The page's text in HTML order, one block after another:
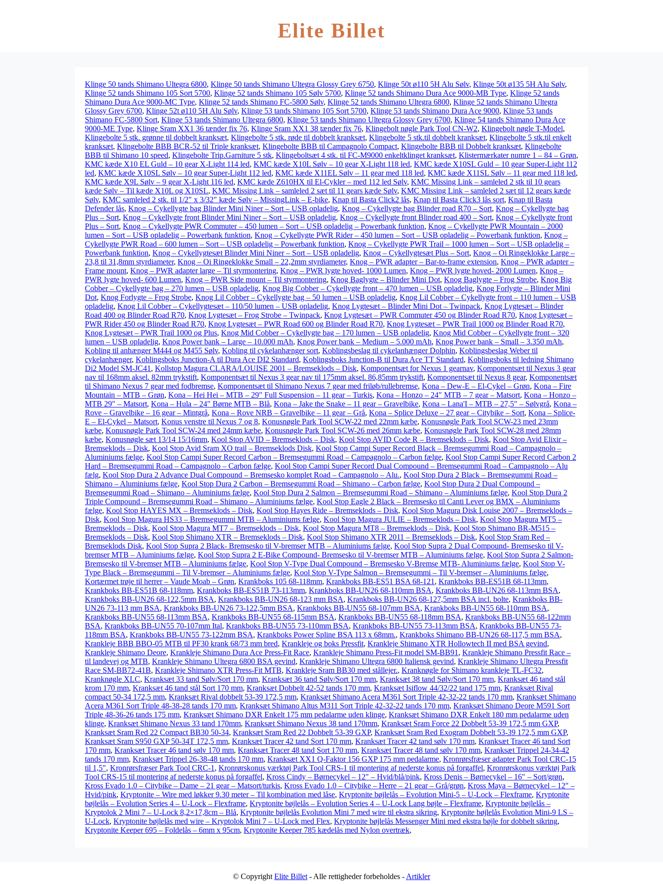
Elite Billet
Klinge 50 tands Shimano Ultegra 6800, Klinge 50 tands Shimano Ultegra Glossy Grey 6750, Klinge 50t ø110 5H Alu Sølv, Klinge 50t ø135 5H Alu Sølv,
Klinge 52 tands Shimano 105 Sort 5700, Klinge 52 tands Shimano 105 Sølv 5700, Klinge 52 tands Shimano Dura Ace 9000-MB Type, Klinge 52 tands
Shimano Dura Ace 9000-MC Type, Klinge 52 tands Shimano FC-5800 Sølv, Klinge 52 tands Shimano Ultegra 6800, Klinge 52 tands Shimano Ultegra
Glossy Grey 6700, Klinge 52t ø110 5H Alu Sølv, Klinge 53 tands Shimano 105 Sort 5700, Klinge 53 tands Shimano Dura Ace 9000, Klinge 53 tands
Shimano FC-5800 Sort, Klinge 53 tands Shimano Ultegra 6800, Klinge 53 tands Shimano Ultegra Glossy Grey 6700, Klinge 54 tands Shimano Dura Ace
9000-ME Type, Klinge Sram XX1 36 tænder fix 76, Klinge Sram XX1 38 tænder fix 76, Klingebolt nøgle Park Tool CN-W2, Klingebolt nøgle T-Model,
Klingebolte 5 stk. grønne til dobbelt kranksæt, Klingebolte 5 stk. røde til dobbelt kranksæt, Klingebolte 5 stk.til dobbelt kranksæt, Klingebolte 5 stk.til enkelt
kranksæt, Klingebolte BBB BCR-52 til Triple kranksæt, Klingebolte BBB til Campagnolo Compact, Klingebolte BBB til Dobbelt kranksæt, Klingebolte
BBB til Shimano 10 speed, Klingebolte Trip.Garniture 5 stk, Klingeboltsæt 4 stk. til FC-M9000 enkeltklinget kranksæt, Klistermærkater numre 1 – 84 – Grøn,
KMC kæde X10 EL Guld – 10 gear X-Light 114 led, KMC kæde X10L Sølv – 10 gear X-Light 118 led, KMC kæde X10SL Guld – 10 gear Super-Light 112
led, KMC kæde X10SL Sølv – 10 gear Super-Light 112 led, KMC kæde X11EL Sølv – 11 gear med 118 led, KMC kæde X11SL Sølv – 11 gear med 118 led,
KMC kæde X9L Sølv – 9 gear X-Light 116 led, KMC kæde Z610HX til El-Cykler – med 112 led Sølv, KMC Missing Link – samleled 2 stk til 10 gears
kæde Sølv – Til kæde X10L og X10SL, KMC Missing Link – samleled 2 sæt til 11 gears kæde Sølv, KMC Missing Link – samleled 2 sæt til 12 gears kæde
Sølv, KMC samleled 2 stk. til 1/2" x 3/32" kæde Sølv – MissingLink – E-bike, Knap til Basta Click2 lås, Knap til Basta Click3 lås sort, Knap til Basta
Defender lås, Knog – Cykellygte bag Blinder Mini Niner – Sort – USB opladelig, Knog – Cykellygte bag Blinder road R70 – Sort, Knog – Cykellygte bag
Plus – Sort, Knog – Cykellygte front Blinder Mini Niner – Sort – USB opladelig, Knog – Cykellygte front Blinder road 400 – Sort, Knog – Cykellygte front
Plus – Sort, Knog – Cykellygte PWR Commuter – 450 lumen – Sort – USB opladelig – Powerbank funktion, Knog – Cykellygte PWR Mountain – 2000
lumen – Sort – USB opladelig – Powerbank funktion, Knog – Cykellygte PWR Rider – 450 lumen – Sort – USB opladelig – Powerbank funktion, Knog –
Cykellygte PWR Road – 600 lumen – Sort – USB opladelig – Powerbank funktion, Knog – Cykellygte PWR Trail – 1000 lumen – Sort – USB opladelig –
Powerbank funktion, Knog – Cykellygtesæt Blinder Mini Niner – Sort – USB opladelig, Knog – Cykellygtesæt Plus – Sort, Knog – Oi Ringeklokke Large –
23,8 til 31,8mm styrdiameter, Knog – Oi Ringeklokke Small – 22,2mm styrdiameter, Knog – PWR adapter – Bar-to-frame extension, Knog – PWR adapter –
Frame mount, Knog – PWR adapter large – Til styrmontering, Knog – PWR lygte hoved- 1000 Lumen, Knog – PWR lygte hoved- 2000 Lumen, Knog –
PWR lygte hoved- 600 Lumen, Knog – PWR Side mount – Til styrmontering, Knog Baglygte – Blinder Mini Dot, Knog Baglygte – Frog Strobe, Knog Big
Cobber – Cykellygte bag – 270 lumen – USB opladelig, Knog Big Cobber – Cykellygte front – 470 lumen – USB opladelig, Knog Forlygte – Blinder Mini
Dot, Knog Forlygte – Frog Strobe, Knog Lil Cobber – Cykellygte bag – 50 lumen – USB opladelig, Knog Lil Cobber – Cykellygte front – 110 lumen – USB
opladelig, Knog Lil Cobber – Cykellygtesæt – 110/50 lumen – USB opladelig, Knog Lygtesæt – Blinder Mini Dot – Twinpack, Knog Lygtesæt – Blinder
Road 400 og Blinder Road R70, Knog Lygtesæt – Frog Strobe – Twinpack, Knog Lygtesæt – PWR Commuter 450 og Blinder Road R70, Knog Lygtesæt –
PWR Rider 450 og Blinder Road R70, Knog Lygtesæt – PWR Road 600 og Blinder Road R70, Knog Lygtesæt – PWR Trail 1000 og Blinder Road R70,
Knog Lygtesæt – PWR Trail 1000 og Plus, Knog Mid Cobber – Cykellygte bag – 170 lumen – USB opladelig, Knog Mid Cobber – Cykellygte front – 320
lumen – USB opladelig, Knog Power bank – Large – 10.000 mAh, Knog Power bank – Medium – 5.000 mAh, Knog Power bank – Small – 3.350 mAh,
Kobling til anhænger M444 og M455 Sølv, Kobling til cykelanhænger sort, Koblingsbeslag til cykelanhænger Dolphin, Koblingsbeslag Weber til
cykelanhænger, Koblingsboks Junction-A til Dura Ace DI2 Standard, Koblingsboks Junction-B til Dura Ace TT Standard, Koblingsboks til ledning Shimano
Di2 Model SM-JC41 , Kollstop Magura CLARA/LOUISE 2001 – Bremseklods – Disk, Komponentsæt for Nexus 1 gearnav, Komponentsæt til Nexus 3 gear
nav til 168mm aksel. 82mm trykstift, Komponentsæt til Nexus 3 gear nav til 175mm aksel. 86,85mm trykstift, Komponentsæt til Nexus 8 gear, Komponentsæt
til Shimano Nexus 7 gear med fodbremse, Komponentsæt til Shimano Nexus 7 gear med friløb/rullebremse, Kona – Dew-E – El-Cykel – Grøn, Kona – Fire
Mountain – MTB – Grøn, Kona – Hei Hei – MTB – 29" Full Suspension – 11 gear – Turkis, Kona – Honzo – 24" MTB – 7 gear – Matsort, Kona – Honzo –
MTB 29" – Matsort, Kona – Hula – 24" Børne MTB – Blå, Kona – Jake the Snake – 11 gear – Gravelbike, Kona – Lana'I – MTB – 27,5" – Sølvgrå, Kona –
Rove – Gravelbike – 16 gear – Mintgrå, Kona – Rove NRB – Gravelbike – 11 gear – Grå, Kona – Splice Deluxe – 27 gear – Citybike – Sort, Kona – Splice-
E – El-Cykel – Matsort, Konus venstre til Nexus 7 og 8, Konusnøgle Park Tool SCW-22 med 22mm kæbe, Konusnøgle Park Tool SCW-23 med 23mm
kæbe, Konusnøgle Park Tool SCW-24 med 24mm kæbe, Konusnøgle Park Tool SCW-26 med 26mm kæbe, Konusnøgle Park Tool SCW-28 med 28mm
kæbe, Konusnøgle sæt 13/14 15/16mm, Kool Stop AVID – Bremseklods – Disk, Kool Stop AVID Code R – Bremseklods – Disk, Kool Stop Avid Elixir –
Bremseklods – Disk, Kool Stop Avid Sram XO trail – Bremseklods Disk, Kool Stop Campi Super Record Black – Bremsegummi Road – Campagnolo –
Aluminiums fælge, Kool Stop Campi Super Record Carbon – Bremsegummi Road – Campagnolo – Carbon fælge, Kool Stop Campi Super Record Carbon 2
Hard – Bremsegummi Road – Campagnolo – Carbon fælge, Kool Stop Campi Super Record Dual Compound – Bremsegummi Road – Campagnolo – Alu
fælg, Kool Stop Dura 2 Advance Dual Compound – Bremsesko komplet Road – Campagnolo – Alu., Kool Stop Dura 2 Black – Bremsegummi Road –
Shimano – Aluminiums fælge, Kool Stop Dura 2 Carbon – Bremsegummi Road – Shimano – Carbon fælge, Kool Stop Dura 2 Dual Compound –
Bremsegummi Road – Shimano – Aluminiums fælge, Kool Stop Dura 2 Salmon – Bremsegummi Road – Shimano – Aluminiums fælge, Kool Stop Dura 2
Triple Compound – Bremsegummi Road – Shimano – Aluminiums fælge, Kool Stop Eagle 2 Black – Bremsesko til Canti Lever og BMX – Aluminiums
fælge, Kool Stop HAYES MX – Bremseklods – Disk, Kool Stop Hayes Ride – Bremseklods – Disk, Kool Stop Magura Disk Louise 2007 – Bremseklods –
Disk, Kool Stop Magura HS33 – Bremsegummi MTB – Aluminiums fælge, Kool Stop Magura JULIE – Bremseklods – Disk, Kool Stop Magura MT5 –
Bremseklods – Disk, Kool Stop Magura MT7 – Bremseklods – Disk, Kool Stop Magura MT8 – Bremseklods – Disk, Kool Stop Shimano BR-M515 –
Bremseklods – Disk, Kool Stop Shimano XTR – Bremseklods – Disk, Kool Stop Shimano XTR 2011 – Bremseklods – Disk, Kool Stop Sram Red –
Bremseklods Disk, Kool Stop Supra 2 Black- Bremsesko til V-bremser MTB – Aluminiums fælge, Kool Stop Supra 2 Dual Compound- Bremsesko til V-
bremser MTB – Aluminiums fælge, Kool Stop Supra 2 E-Bike Compound- Bremsesko til V-bremser MTB – Aluminiums fælge, Kool Stop Supra 2 Salmon-
Bremsesko til V-bremser MTB – Aluminiums fælge, Kool Stop V-Type Dual Compound – Bremsesko V-Bremse MTB- Aluminiums fælge, Kool Stop V-
Type Black – Bremsegummi – Til V-bremser – Aluminiums fælge, Kool Stop V-Type Salmon – Bremsegummi – Til V-bremser – Aluminiums fælge,
Kortærmet trøje til herrer – Vaude Moab – Grøn, Krankboks 105 68-118mm, Krankboks BB-ES51 BSA 68-121 , Krankboks BB-ES51B 68-113mm,
Krankboks BB-ES51B 68-118mm, Krankboks BB-ES51B 73-113mm, Krankboks BB-UN26 68-110mm BSA, Krankboks BB-UN26 68-113mm BSA,
Krankboks BB-UN26 68-122,5mm BSA, Krankboks BB-UN26 68-123 mm BSA, Krankboks BB-UN26 68-127,5mm BSA incl. bolte, Krankboks BB-
UN26 73-113 mm BSA, Krankboks BB-UN26 73-122,5mm BSA, Krankboks BB-UN55 68-107mm BSA, Krankboks BB-UN55 68-110mm BSA,
Krankboks BB-UN55 68-113mm BSA, Krankboks BB-UN55 68-115mm BSA, Krankboks BB-UN55 68-118mm BSA, Krankboks BB-UN55 68-122mm
BSA, Krankboks BB-UN55 70-107mm Ital, Krankboks BB-UN55 73-110mm BSA, Krankboks BB-UN55 73-113mm BSA, Krankboks BB-UN55 73-
118mm BSA, Krankboks BB-UN55 73-122mm BSA, Krankboks Power Spline BSA 113 x 68mm., Krankboks Shimano BB-UN26 68-117,5 mm BSA,
Krankleje BBB BBO-05 MTB til PF30 krank 68/73 mm bred, Krankleje og boks Pressfit, Krankleje Shimano XTR Hollowtech II med BSA gevind,
Krankleje Shimano Deore, Krankleje Shimano Dura Ace Press-Fit Race, Krankleje Shimano Press-Fit model SM-BB91 , Krankleje Shimano Pressfit Race –
til landevej og MTB, Krankleje Shimano Ultegra 6800 BSA gevind, Krankleje Shimano Ultegra 6800 Italiensk gevind, Krankleje Shimano Ultegra Pressfit
Race SM-BB72-41B, Krankleje Shimano XTR Press-Fit MTB, Krankleje Sram BB30 med stållejer., Kranknøgle for Shimano krankleje TL-FC32,
Kranknøgle XLC, Kranksæt 33 tand Sølv/Sort 170 mm, Kranksæt 36 tand Sølv/Sort 170 mm, Kranksæt 38 tand Sølv/Sort 170 mm, Kranksæt 46 tand stål
krom 170 mm, Kranksæt 46 tand stål Sort 170 mm, Kranksæt Dobbelt 42-52 tands 170 mm, Kranksæt Isiflow 44/32/22 tand 175 mm, Kranksæt Rival
compact 50-34 172,5 mm, Kranksæt Rival dobbelt 53-39 172,5 mm, Kranksæt Shimano Acera M361 Sort Triple 42-32-22 tands 170 mm, Kranksæt Shimano
Acera M361 Sort Triple 48-38-28 tands 170 mm, Kranksæt Shimano Altus M311 Sort Triple 42-32-22 tands 170 mm, Kranksæt Shimano Deore M591 Sort
Triple 48-36-26 tands 175 mm, Kranksæt Shimano DXR Enkelt 175 mm pedalarme uden klinge, Kranksæt Shimano DXR Enkelt 180 mm pedalarme uden
klinge, Kranksæt Shimano Nexus 33 tand 170mm, Kranksæt Shimano Nexus 38 tand 170mm, Kranksæt Sram Force 22 Dobbelt 53-39 172,5 mm GXP,
Kranksæt Sram Red 22 Compact BB30 50-34, Kranksæt Sram Red 22 Dobbelt 53-39 GXP, Kranksæt Sram Red Exogram Dobbelt 53-39 172,5 mm GXP,
Kranksæt Sram S950 GXP 50-34T 172,5 mm, Kranksæt Tracer 42 tand Sort 170 mm, Kranksæt Tracer 42 tand sølv 170 mm, Kranksæt Tracer 46 tand Sort
170 mm, Kranksæt Tracer 46 tand sølv 170 mm, Kranksæt Tracer 48 tand Sort 170 mm, Kranksæt Tracer 48 tand sølv 170 mm, Kranksæt Trippel 24-34-42
tands 170 mm, Kranksæt Trippel 26-38-48 tands 170 mm, Kranksæt XX1 Q-Faktor 156 GXP 175 mm pedalarme, Kronrørsfræser adapter Park Tool CRC-15
til 1,5", Kronrørsfræser Park Tool CRC-1 , Kronrørskonus værktøj Park Tool CRS-1 til montering af nederste konus på forgaffel, Kronrørskonus værktøj Park
Tool CRS-15 til montering af nederste konus på forgaffel, Kross Cindy – Børnecykel – 12" – Hvid/blå/pink, Kross Denis – Børnecykel – 16" – Sort/grøn,
Kross Evado 1.0 – Citybike – Dame – 21 gear – Matsort/turkis, Kross Evado 1.0 – Citybike – Herre – 21 gear – Grå/grøn, Kross Maya – Børnecykel – 12" –
Hvid/pink, Kryptonite – Wire med løkker 9.30 meter – Til kombination med låse, Kryptonite bøjlelås – Evolution Mini-5 – U-Lock – Flexframe, Kryptonite
bøjlelås – Evolution Series 4 – U-Lock – Flexframe, Kryptonite bøjlelås – Evolution Series 4 – U-Lock Lang bøjle – Flexframe, Kryptonite bøjlelås –
Kryptolok 2 Mini 7 – U-Lock 8,2×17,8cm – Blå, Kryptonite bøjlelås Evolution Mini 7 med wire til ekstra sikring, Kryptonite bøjlelås Evolution Mini-9 LS –
U-Lock, Kryptonite bøjlelås med wire – Kryptolok Mini 7 – U-Lock med Flex, Kryptonite bøjlelås Messenger Mini med ekstra bøjle for dobbelt sikring,
Kryptonite Keeper 695 – Foldelås – 6mm x 95cm, Kryptonite Keeper 785 kædelås med Nylon overtræk,
© Copyright Elite Billet - Alle rettigheder forbeholdes - Artikler